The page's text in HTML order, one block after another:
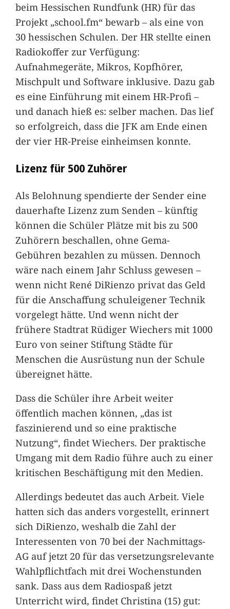
beim Hessischen Rundfunk (HR) für das
Projekt „school.fm“ bewarb – als eine von
30 hessischen Schulen. Der HR stellte einen
Radiokoffer zur Verfügung:
Aufnahmegeräte, Mikros, Kopfhörer,
Mischpult und Software inklusive. Dazu gab
es eine Einführung mit einem HR-Profi –
und danach hieß es: selber machen. Das lief
so erfolgreich, dass die JFK am Ende einen
der vier HR-Preise einheimsen konnte.
Lizenz für 500 Zuhörer
Als Belohnung spendierte der Sender eine
dauerhafte Lizenz zum Senden – künftig
können die Schüler Plätze mit bis zu 500
Zuhörern beschallen, ohne Gema-
Gebühren bezahlen zu müssen. Dennoch
wäre nach einem Jahr Schluss gewesen –
wenn nicht René DiRienzo privat das Geld
für die Anschaffung schuleigener Technik
vorgelegt hätte. Und wenn nicht der
frühere Stadtrat Rüdiger Wiechers mit 1000
Euro von seiner Stiftung Städte für
Menschen die Ausrüstung nun der Schule
übereignet hätte.
Dass die Schüler ihre Arbeit weiter
öffentlich machen können, „das ist
faszinierend und so eine praktische
Nutzung“, findet Wiechers. Der praktische
Umgang mit dem Radio führe auch zu einer
kritischen Beschäftigung mit den Medien.
Allerdings bedeutet das auch Arbeit. Viele
hatten sich das anders vorgestellt, erinnert
sich DiRienzo, weshalb die Zahl der
Interessenten von 70 bei der Nachmittags-
AG auf jetzt 20 für das versetzungsrelevante
Wahlpflichtfach mit drei Wochenstunden
sank. Dass aus dem Radiospaß jetzt
Unterricht wird, findet Christina (15) gut: